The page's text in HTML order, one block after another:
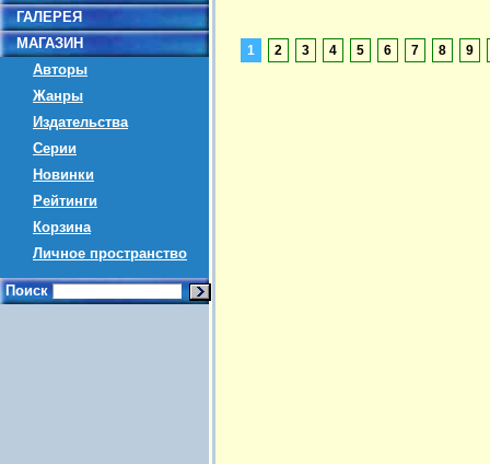
ГАЛЕРЕЯ
МАГАЗИН
Авторы
Жанры
Издательства
Серии
Новинки
Рейтинги
Корзина
Личное пространство
Поиск
1 2 3 4 5 6 7 8 9